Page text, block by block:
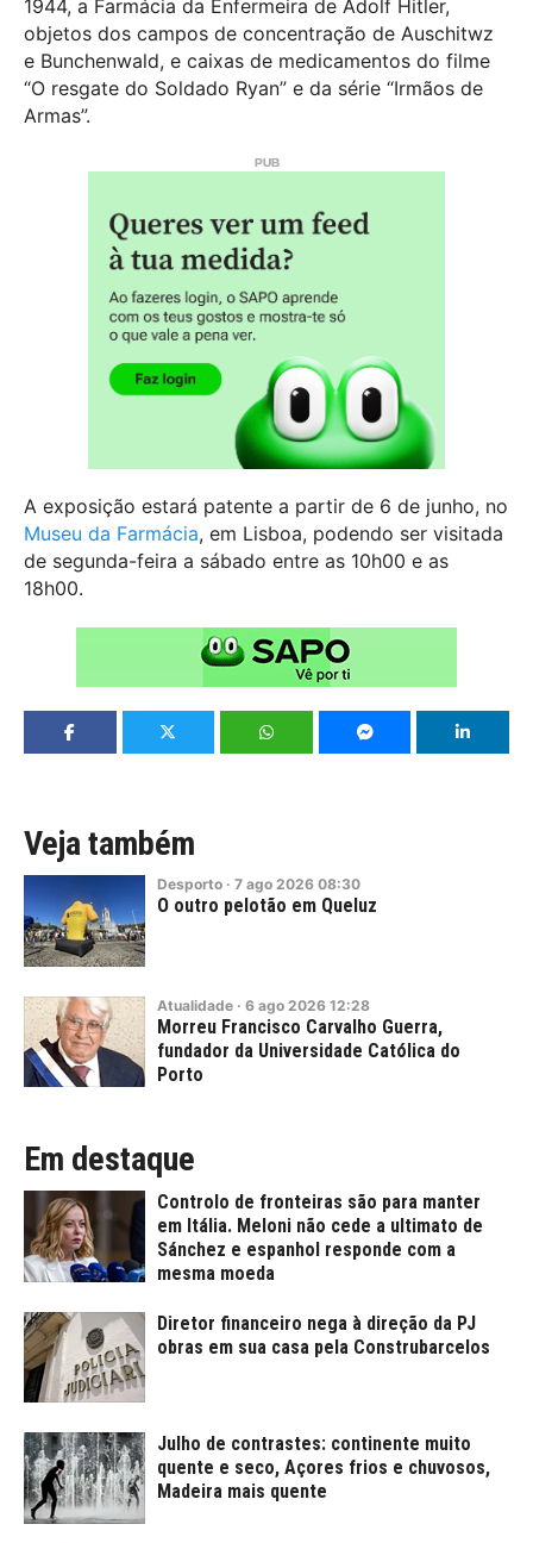
1944, a Farmácia da Enfermeira de Adolf Hitler,
objetos dos campos de concentração de Auschitwz
e Bunchenwald, e caixas de medicamentos do filme
“O resgate do Soldado Ryan” e da série “Irmãos de
Armas”.
A exposição estará patente a partir de 6 de junho, no
Museu da Farmácia, em Lisboa, podendo ser visitada
de segunda-feira a sábado entre as 10h00 e as
18h00.
Veja também
Desporto · 7 ago 2026 08:30
O outro pelotão em Queluz
Atualidade · 6 ago 2026 12:28
Morreu Francisco Carvalho Guerra,
fundador da Universidade Católica do
Porto
Em destaque
Controlo de fronteiras são para manter
em Itália. Meloni não cede a ultimato de
Sánchez e espanhol responde com a
mesma moeda
Diretor financeiro nega à direção da PJ
obras em sua casa pela Construbarcelos
Julho de contrastes: continente muito
quente e seco, Açores frios e chuvosos,
Madeira mais quente